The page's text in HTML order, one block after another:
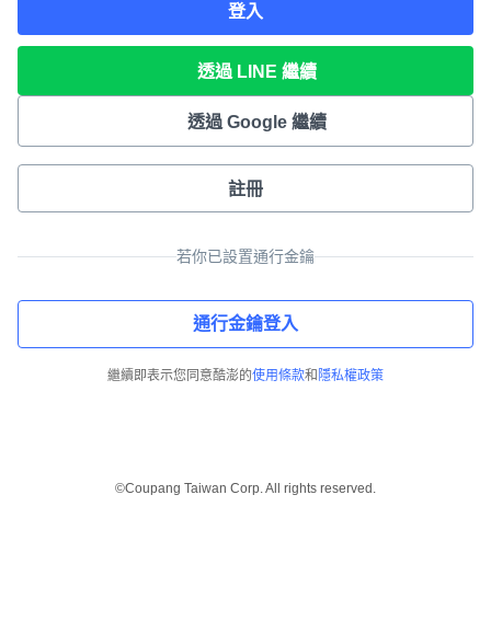
登入
透過 LINE 繼續
透過 Google 繼續
註冊
若你已設置通行金鑰
通行金鑰登入
繼續即表示您同意酷澎的使用條款和 隱私權政策
©Coupang Taiwan Corp. All rights reserved.